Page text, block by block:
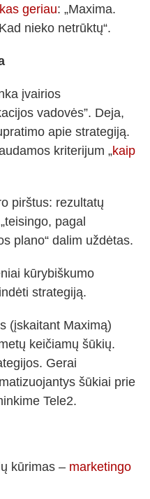
kas geriau: „Maxima.
nieko netrūktų“.
įvairios
vadovės”. Deja,
apie strategiją.
kriterijum „kaip
pirštus: rezultatų
pagal
plano“ dalim uždėtas.
kūrybiškumo
strategiją.
(įskaitant Maximą)
keičiamų šūkių.
Gerai
šūkiai prie
Tele2.
kūrimas – marketingo